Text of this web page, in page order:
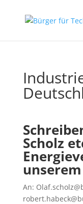
Scholz
An: